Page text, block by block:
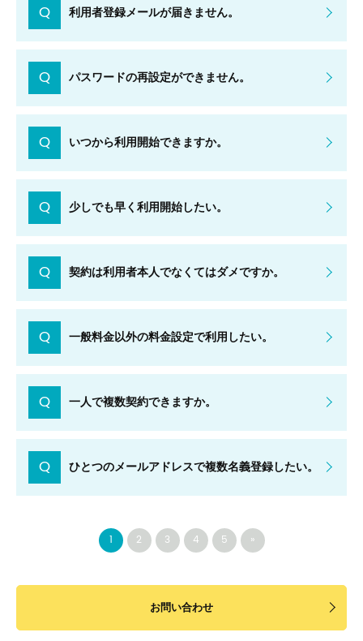
Q 利用者登録メールが届きません。
Q パスワードの再設定ができません。
Q いつから利用開始できますか。
Q 少しでも早く利用開始したい。
Q 契約は利用者本人でなくてはダメですか。
Q 一般料金以外の料金設定で利用したい。
Q 一人で複数契約できますか。
Q ひとつのメールアドレスで複数名義登録したい。
1 2 3 4 5 »
お問い合わせ